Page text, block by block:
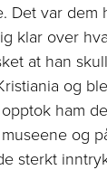
Det var dem
klar over
at han
og
ham
og
sterkt